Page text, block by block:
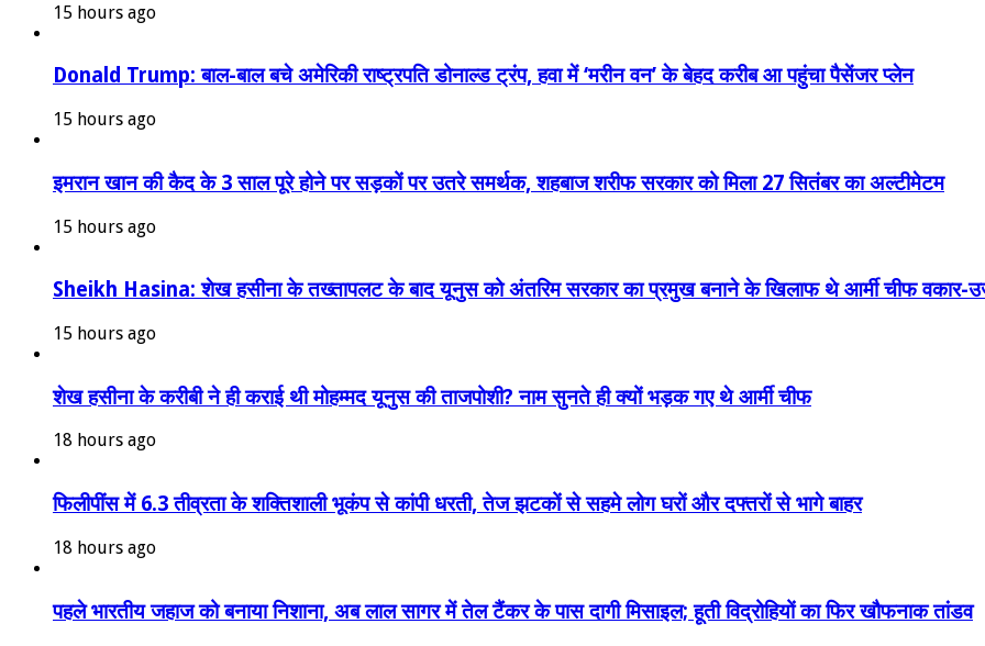
15 hours ago
Donald Trump: बाल-बाल बचे अमेरिकी राष्ट्रपति डोनाल्ड ट्रंप, हवा में ‘मरीन वन’ के बेहद करीब आ पहुंचा पैसेंजर प्लेन
15 hours ago
इमरान खान की कैद के 3 साल पूरे होने पर सड़कों पर उतरे समर्थक, शहबाज शरीफ सरकार को मिला 27 सितंबर का अल्टीमेटम
15 hours ago
Sheikh Hasina: शेख हसीना के तख्तापलट के बाद यूनुस को अंतरिम सरकार का प्रमुख बनाने के खिलाफ थे आर्मी चीफ वकार-
15 hours ago
शेख हसीना के करीबी ने ही कराई थी मोहम्मद यूनुस की ताजपोशी? नाम सुनते ही क्यों भड़क गए थे आर्मी चीफ
18 hours ago
फिलीपींस में 6.3 तीव्रता के शक्तिशाली भूकंप से कांपी धरती, तेज झटकों से सहमे लोग घरों और दफ्तरों से भागे बाहर
18 hours ago
पहले भारतीय जहाज को बनाया निशाना, अब लाल सागर में तेल टैंकर के पास दागी मिसाइल; हूती विद्रोहियों का फिर खौफनाक तांडव